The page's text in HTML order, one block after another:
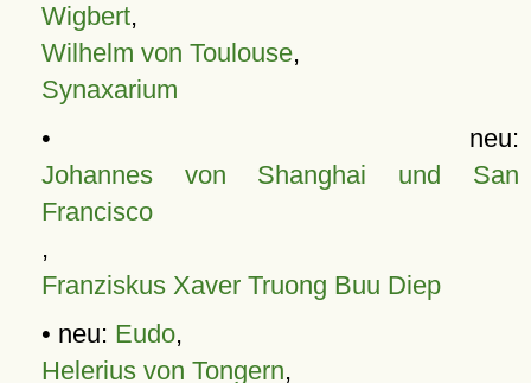
Wigbert,
Wilhelm von Toulouse,
Synaxarium
• neu:
Johannes von Shanghai und San
Francisco
,
Franziskus Xaver Truong Buu Diep
• neu: Eudo,
Helerius von Tongern,